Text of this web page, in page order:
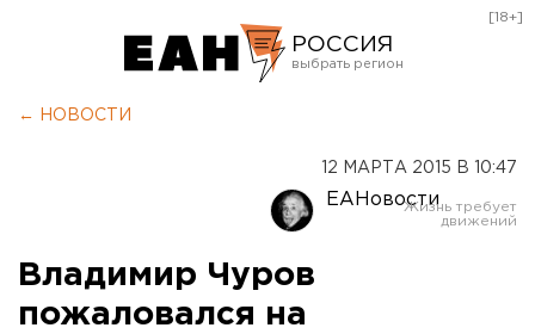
РОССИЯ
Оренбург
[18+]
← НОВОСТИ
12 МАРТА 2015 В 10:47
ЕАНовости
Владимир Чуров
пожаловался на